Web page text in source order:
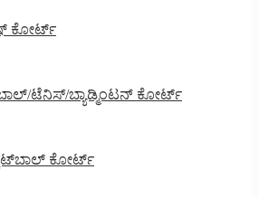
ಕೋರ್ಟ್
ಟೆನಿಸ್/ಬ್ಯಾಡ್ಮಿಂಟನ್ ಕೋರ್ಟ್
ಕೋರ್ಟ್